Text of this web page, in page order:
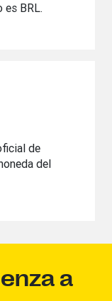
es BRL.
de
del
a